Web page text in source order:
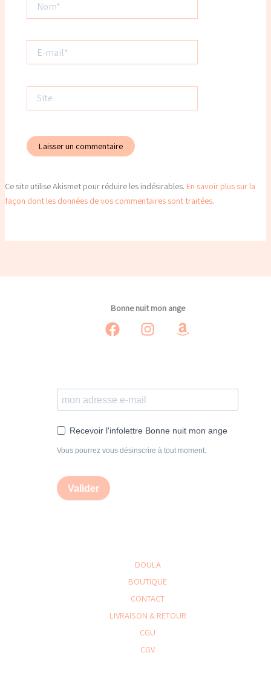
mail*
Ce site utilise Akismet pour réduire les indésirables. En savoir plus sur la
façon dont les données de vos commentaires sont traitées.
Bonne nuit mon ange
Recevoir l'infolettre Bonne nuit mon ange
Vous pourrez vous désinscrire à tout moment.
Valider
DOULA
BOUTIQUE
CONTACT
LIVRAISON & RETOUR
CGU
CGV